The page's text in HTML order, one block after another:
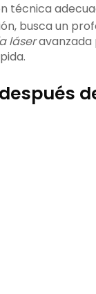
técnica
busca un
láseravanzada